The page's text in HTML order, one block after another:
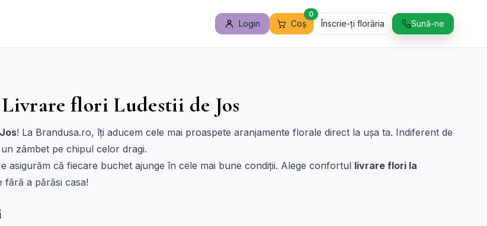
Login Coș
0
Înscrie-ți florăria Sună-ne
flori Ludestii de Jos
! La Brandusa.ro, îți aducem cele mai proaspete aranjamente florale direct la ușa ta. Indiferent de
zâmbet pe chipul celor dragi.
asigurăm că fiecare buchet ajunge în cele mai bune condiții. Alege confortul livrare flori la
a părăsi casa!